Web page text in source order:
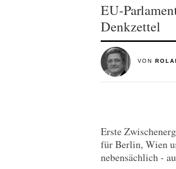
EU-
Denkzettel
VON
Erste
für Berlin, Wien
nebensächlich -